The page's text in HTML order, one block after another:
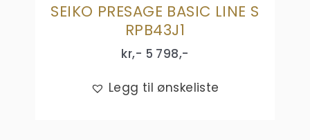
SEIKO PRESAGE BASIC LINE S
RPB43J1
kr,- 5 798,-
Legg til ønskeliste